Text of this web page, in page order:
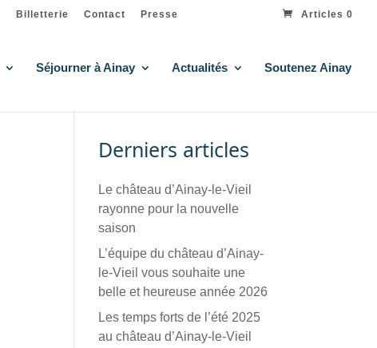
Billetterie Contact Presse Articles 0
Séjourner à Ainay Actualités Soutenez Ainay
Derniers articles
Le château d’Ainay-le-Vieil
rayonne pour la nouvelle
saison
L’équipe du château d’Ainay-
le-Vieil vous souhaite une
belle et heureuse année 2026
Les temps forts de l’été 2025
au château d’Ainay-le-Vieil